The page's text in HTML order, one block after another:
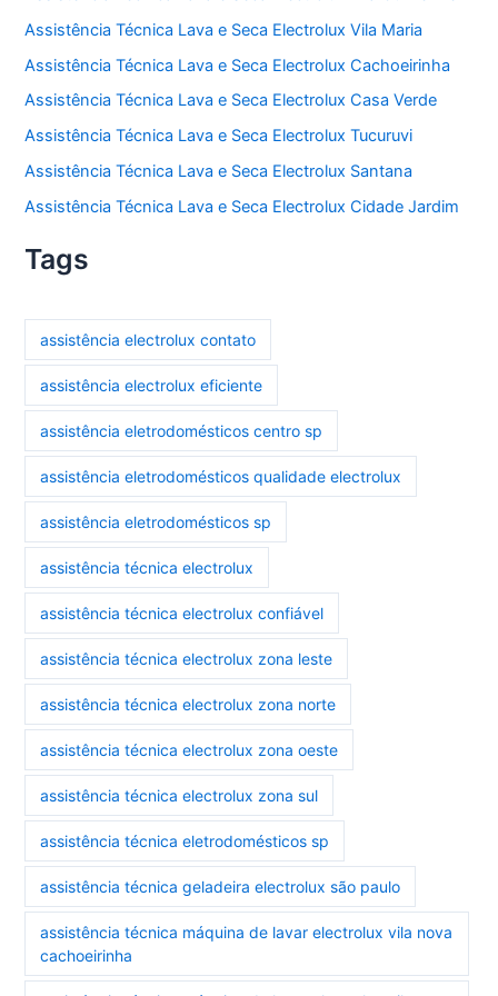
Assistência Técnica Lava e Seca Electrolux Vila Maria
Assistência Técnica Lava e Seca Electrolux Cachoeirinha
Assistência Técnica Lava e Seca Electrolux Casa Verde
Assistência Técnica Lava e Seca Electrolux Tucuruvi
Assistência Técnica Lava e Seca Electrolux Santana
Assistência Técnica Lava e Seca Electrolux Cidade Jardim
Tags
assistência electrolux contato
assistência electrolux eficiente
assistência eletrodomésticos centro sp
assistência eletrodomésticos qualidade electrolux
assistência eletrodomésticos sp
assistência técnica electrolux
assistência técnica electrolux confiável
assistência técnica electrolux zona leste
assistência técnica electrolux zona norte
assistência técnica electrolux zona oeste
assistência técnica electrolux zona sul
assistência técnica eletrodomésticos sp
assistência técnica geladeira electrolux são paulo
assistência técnica máquina de lavar electrolux vila nova
cachoeirinha